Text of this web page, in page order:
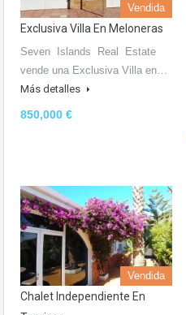
Vendida
Exclusiva Villa En Meloneras
Seven Islands Real Estate
vende una Exclusiva Villa en…
Más detalles
850,000 €
Vendida
Chalet Independiente En